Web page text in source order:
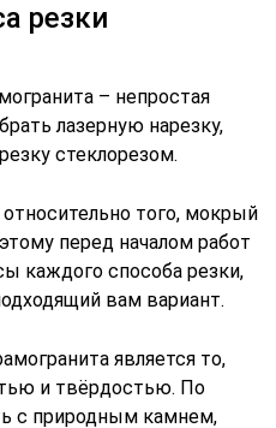
резки
– непростая
лазерную нарезку,
стеклорезом.
того, мокрый
перед началом работ
каждого способа резки,
вам вариант.
является то,
и твёрдостью. По
с природным камнем,